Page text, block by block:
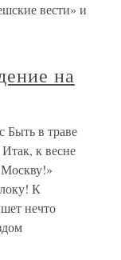
вести» и
на
Быть в траве
к весне
К
нечто